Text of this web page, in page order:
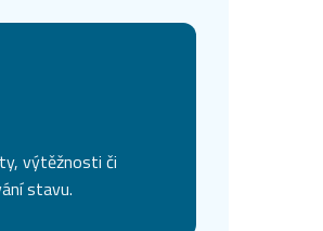
výtěžnosti či
stavu.